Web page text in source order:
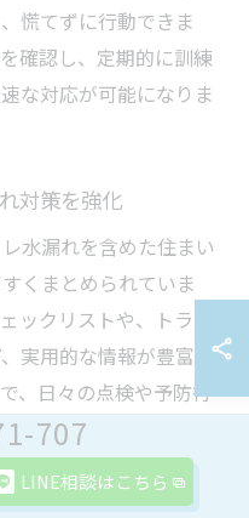
慌てずに行動できま
確認し、定期的に訓練
な対応が可能になりま
対策を強化
水漏れを含めた住まい
くまとめられていま
ックリストや、トラブ
実用的な情報が豊富で
、日々の点検や予防行
急処置の方法や、専門
707
LINE相談はこちら